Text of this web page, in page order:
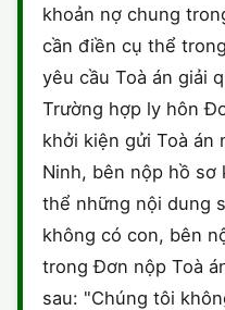
khoản nợ chung
cần điền cụ thể
yêu cầu Toà án giải
Trường hợp ly hôn
khởi kiện gửi Toà án
Ninh, bên nộp hồ sơ
thể những nội dung
không có con, bên
trong Đơn nộp Toà
sau: "Chúng tôi